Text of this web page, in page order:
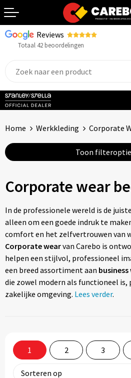
Reviews
Totaal 42 beoordelingen
Terug
Sportkleding
Caps, Mutsen & Sjaals
Handdoeken & Dekens
Kinderkleding
Tassen
Relatiegeschenken
Stickers
Home Werkkleding Corporate
Toon
Corporate wear
In de professionele wereld is de
alleen om een goede indruk te
comfort en het zelfvertrouwen van
Corporate wearvan Carebo is
helpen een stijlvol, professioneel
een breed assortiment aan business
die zowel modern als functioneel is,
zakelijke omgeving. Lees verder.
1 2 3